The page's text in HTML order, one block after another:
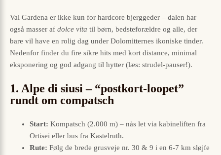
Val Gardena er ikke kun for hardcore bjerggeder – dalen har
også masser af dolce vita til børn, bedsteforældre og alle, der
bare vil have en rolig dag under Dolomitternes ikoniske tinder.
Nedenfor finder du fire sikre hits med kort distance, minimal
eksponering og god adgang til hytter (læs: strudel-pauser!).
1. Alpe di siusi – “postkort-loopet”
rundt om compatsch
Start: Kompatsch (2.000 m) – nås let via kabineliften fra
Ortisei eller bus fra Kastelruth.
Rute: Følg de brede grusveje nr. 30 & 9 i en 6-7 km sløjfe